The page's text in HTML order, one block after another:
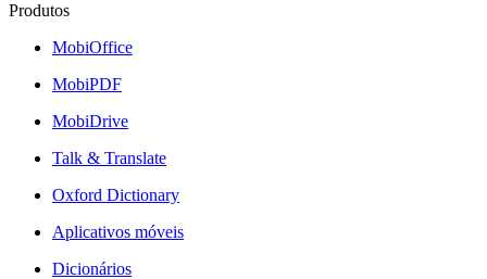
Produtos
MobiOffice
MobiPDF
MobiDrive
Talk & Translate
Oxford Dictionary
Aplicativos móveis
Dicionários